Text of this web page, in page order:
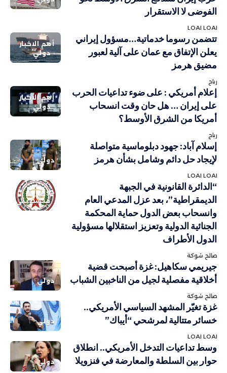
الفوضى لا الاستقرار
LOAI LOAI
أهم الاخبار
دولي
تتضمن رسوما خدماتية…مسؤول إيراني
يعلن الإتفاق مع عمان على آلية لعبور
مضيق هرمز
رباح
أهم الاخبار
دولي
إعلام أمريكي : على ضوء تداعيات الحرب
على إيران … هل حان وقت انسحاب
أمريكا من الشرق الأوسط؟
رباح
دولي
إسلام آباد: جهود دبلوماسية متواصلة
لإيجاد حل دائم وشامل بشأن هرمز
LOAI LOAI
دولي
فلسطيني
“الدائرة القانونية في الجبهة
الديمقراطية”، بعد عزل المدعي العام
وانسحاب بعض الدول حماية المحكمة
الجنائية الدولية وتعزيز استقلالها مسؤولية
الدول الأطراف
صالح شوكة
دولي
جيريمي سكاهيل: غزة أصبحت قضية
أخلاقية مفصلية لجيل من الناخبين الشباب
صالح شوكة
دولي
غزة تغيّر المشهد السياسي الأمريكي..
خسائر متتالية لمرشحي “أيباك”
LOAI LOAI
دولي
وسط تداعيات التدخل الأمريكي.. انطلاق
حوار بين السلطة والمعارضة في فنزويلا